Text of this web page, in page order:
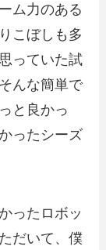
ム力のある
こぼしも多
っていた試
んな簡単で
と良かっ
ったシーズ
ったロボッ
だいて、僕